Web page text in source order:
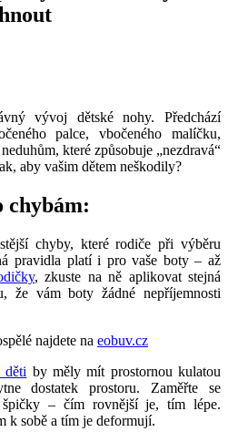
vývoj dětské nohy. Předchází
palce, vbočeného malíčku,
které způsobuje „nezdravá“
aby vašim dětem neškodily?
chybám:
chyby, které rodiče při výběru
pravidla platí i pro vaše boty – až
, zkuste na ně aplikovat stejná
že vám boty žádné nepříjemnosti
najdete na eobuv.cz
děti by měly mít prostornou kulatou
dostatek prostoru. Zaměřte se
– čím rovnější je, tím lépe.
k sobě a tím je deformují.